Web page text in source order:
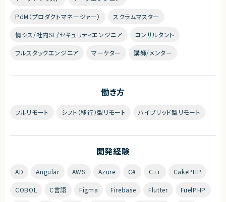
PdM（プロダクトマネージャー） スクラムマスター
情シス/社内SE/セキュリティエンジニア コンサルタント
フルスタックエンジニア マーケター 講師/メンター
働き方
フルリモート シフト（移行）型リモート ハイブリッド型リモート
開発経験
AD Angular AWS Azure C# C++ CakePHP
COBOL C言語 Figma Firebase Flutter FuelPHP